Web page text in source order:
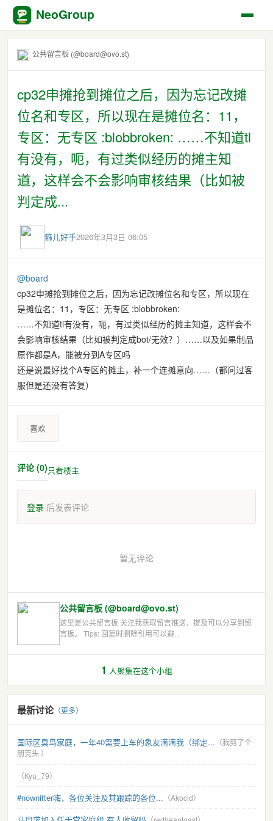
NeoGroup
公共留言板 (@board@ovo.st)
cp32申摊抢到摊位之后，因为忘记改摊
位名和专区，所以现在是摊位名：11，
专区：无专区 :blobbroken: ……不知道tl
有没有，呃，有过类似经历的摊主知
道，这样会不会影响审核结果（比如被
判定成...
箍儿好手2026年3月3日 06:05
@board
cp32申摊抢到摊位之后，因为忘记改摊位名和专区，所以现在
是摊位名：11，专区：无专区 :blobbroken:
……不知道tl有没有，呃，有过类似经历的摊主知道，这样会不
会影响审核结果（比如被判定成bot/无效？）……以及如果制品
原作都是A，能被分到A专区吗
还是说最好找个A专区的摊主，补一个连摊意向……（都问过客
服但是还没有答复）
喜欢
评论 (0)只看楼主
登录 后发表评论
暂无评论
公共留言板 (@board@ovo.st)
这里是公共留言板 关注我获取留言推送，提及可以分享到留
言板。 Tips: 回复时删除引用可以避...
1 人聚集在这个小组
最新讨论（更多）
国际区臭鸟家庭，一年40需要上车的象友滴滴我（绑定... （我剪了个
朋克头.）
（Kyu_79）
#nownitter嗨，各位关注及其跟踪的各位... （Akocid）